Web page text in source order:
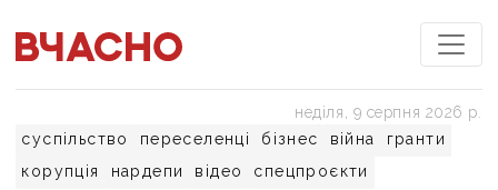
суспільство переселенці бізнес війна
гранти
корупція
нардепи відео спецпроєкти
неділя, 9 серпня 2026 р.